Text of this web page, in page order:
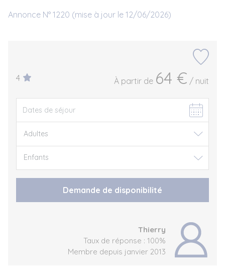
Annonce N° 1220 (mise à jour le 12/06/2026)
4 À partir de 64 € / nuit
Demande de disponibilité
Thierry
Taux de réponse : 100%
Membre depuis janvier 2013